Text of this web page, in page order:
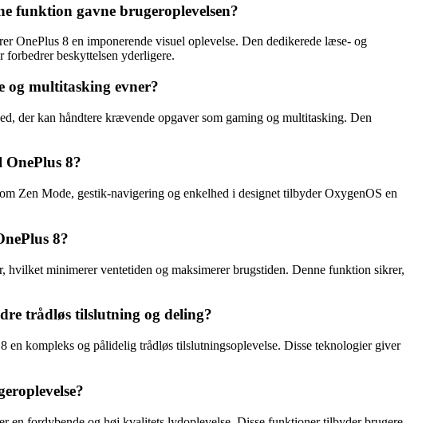
funktion gavne brugeroplevelsen?
8 en imponerende visuel oplevelse. Den dedikerede læse- og
beskyttelsen yderligere.
og multitasking evner?
der kan håndtere krævende opgaver som gaming og multitasking. Den
8?
Zen Mode, gestik-navigering og enkelhed i designet tilbyder OxygenOS en
8?
minimerer ventetiden og maksimerer brugstiden. Denne funktion sikrer,
trådløs tilslutning og deling?
kompleks og pålidelig trådløs tilslutningsoplevelse. Disse teknologier giver